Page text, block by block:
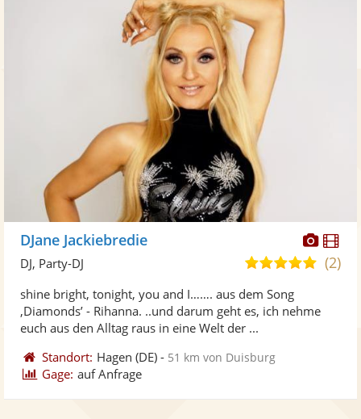
DJane Jackiebredie
5,0(2)
DJ, Party-DJ
shine bright, tonight, you and I……. aus dem Song
‚Diamonds’ - Rihanna. ..und darum geht es, ich nehme
euch aus den Alltag raus in eine Welt der ...
Standort: Hagen (DE) - 51 km von Duisburg
Gage: auf Anfrage